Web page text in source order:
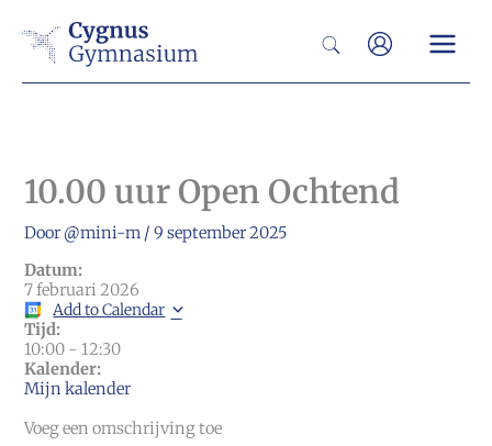
naar
Zoeken
10.00 uur Open Ochtend
Door @mini-m /9 september 2025
Datum:
7 februari 2026
Add to Calendar
Tijd:
10:00 - 12:30
Kalender:
Mijn kalender
Voeg een omschrijving toe